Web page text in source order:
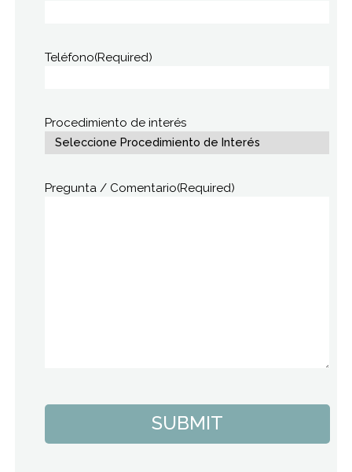
Teléfono(Required)
Procedimiento de interés
Pregunta / Comentario(Required)
SUBMIT